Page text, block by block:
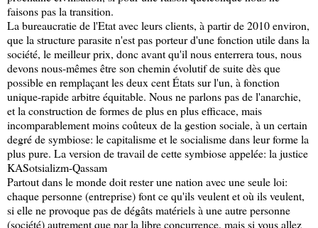
faisons pas la transition.
La bureaucratie de l'Etat avec leurs clients, à partir de 2010 environ,
que la structure parasite n'est pas porteur d'une fonction utile dans la
société, le meilleur prix, donc avant qu'il nous enterrera tous, nous
devons nous-mêmes être son chemin évolutif de suite dès que
possible en remplaçant les deux cent États sur l'un, à fonction
unique-rapide arbitre équitable. Nous ne parlons pas de l'anarchie,
et la construction de formes de plus en plus efficace, mais
incomparablement moins coûteux de la gestion sociale, à un certain
degré de symbiose: le capitalisme et le socialisme dans leur forme la
plus pure. La version de travail de cette symbiose appelée: la justice
KASotsializm-Qassam
Partout dans le monde doit rester une nation avec une seule loi:
chaque personne (entreprise) font ce qu'ils veulent et où ils veulent,
si elle ne provoque pas de dégâts matériels à une autre personne
(société) autrement que par la libre concurrence, mais si vous allez